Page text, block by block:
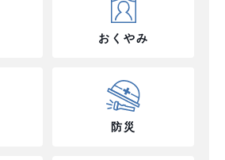
おくやみ
防災